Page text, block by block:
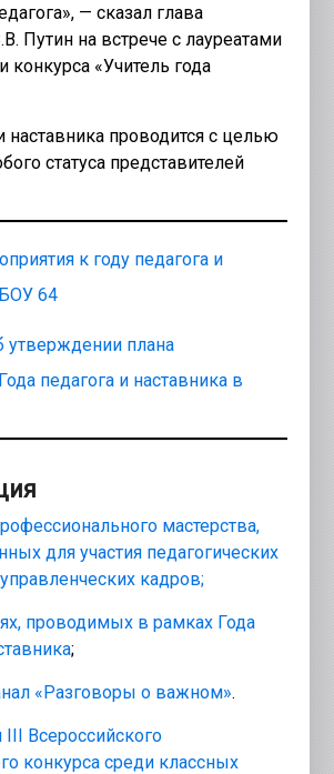
— сказал глава
Путин на встрече с лауреатами
конкурса «Учитель года
наставника проводится с целью
статуса представителей
к году педагога и
64
утверждении плана
педагога и наставника в
мастерства,
для участия педагогических
кадров;
проводимых в рамках Года
;
«Разговоры о важном».
Всероссийского
конкурса среди классных